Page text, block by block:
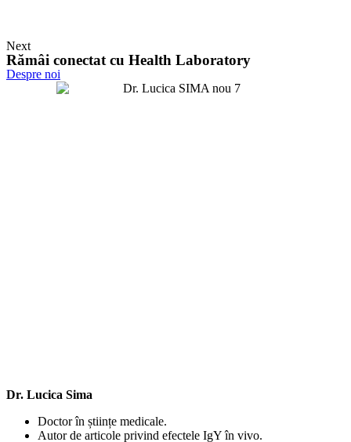
Next
Rămâi conectat cu Health Laboratory
Despre noi
Dr. Lucica Sima
Doctor în științe medicale.
Autor de articole privind efectele IgY în vivo.